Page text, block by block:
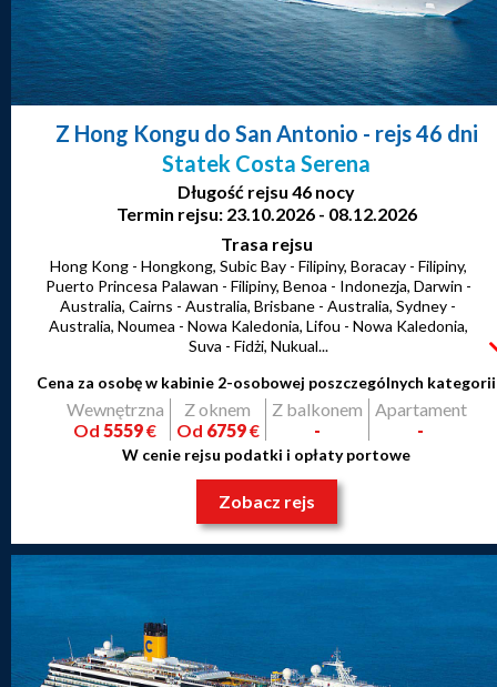
Z Hong Kongu do San Antonio - rejs 46 dni
Statek Costa Serena
Długość rejsu 46 nocy
Termin rejsu: 23.10.2026 - 08.12.2026
Trasa rejsu
Hong Kong - Hongkong, Subic Bay - Filipiny, Boracay - Filipiny,
Puerto Princesa Palawan - Filipiny, Benoa - Indonezja, Darwin -
Australia, Cairns - Australia, Brisbane - Australia, Sydney -
Australia, Noumea - Nowa Kaledonia, Lifou - Nowa Kaledonia,
Suva - Fidżi, Nukual...
Cena za osobę w kabinie 2-osobowej poszczególnych kategorii
Wewnętrzna
Od 5559€
Z oknem
Od 6759€
Z balkonem
-
Apartament
-
W cenie rejsu podatki i opłaty portowe
Zobacz rejs